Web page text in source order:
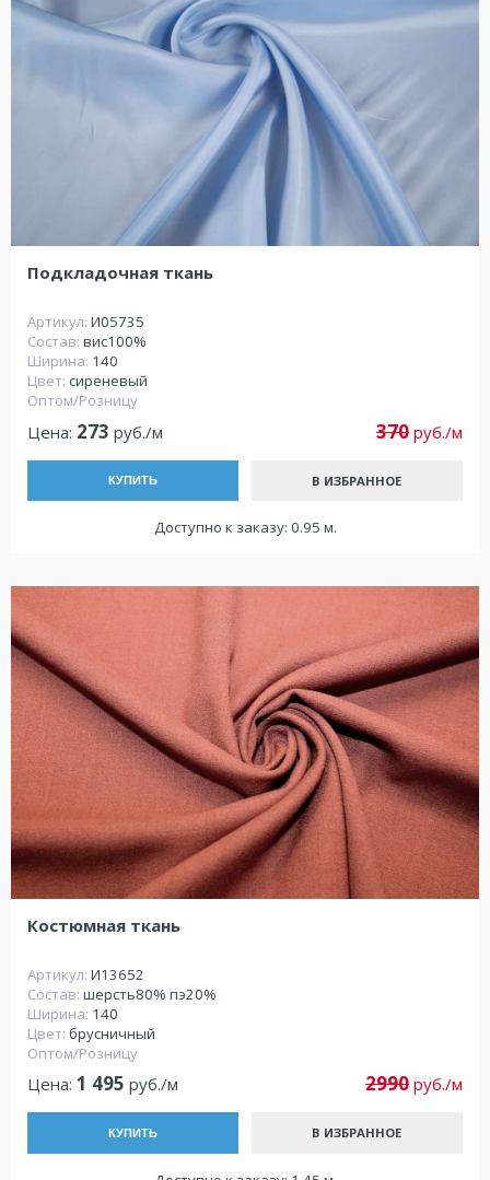
Подкладочная ткань
Артикул: И05735
Состав: вис100%
Ширина: 140
Цвет: сиреневый
Оптом/Розницу
Цена: 273 руб./м 370 руб./м
КУПИТЬ В ИЗБРАННОЕ
Доступно к заказу: 0.95 м.
Костюмная ткань
Артикул: И13652
Состав: шерсть80% пэ20%
Ширина: 140
Цвет: брусничный
Оптом/Розницу
Цена: 1 495 руб./м 2990 руб./м
КУПИТЬ В ИЗБРАННОЕ